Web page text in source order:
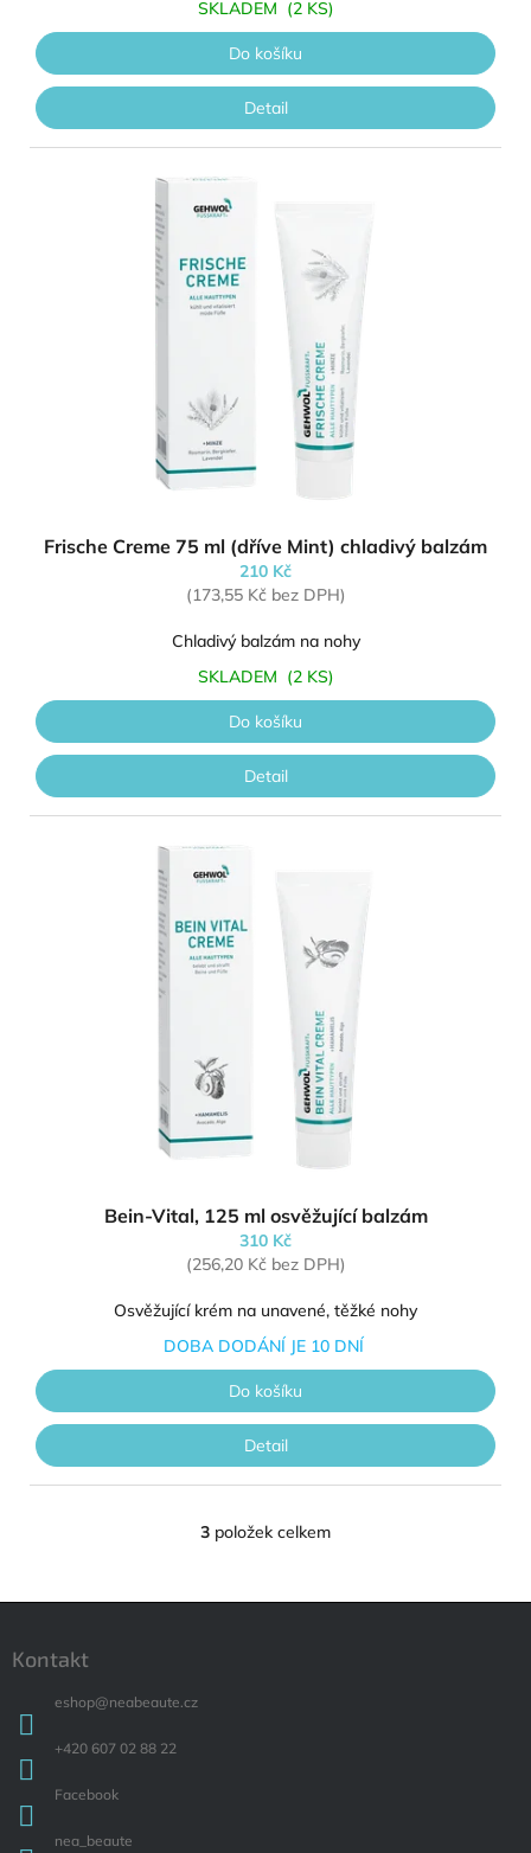
SKLADEM (2 KS)
Do košíku
Detail
Frische Creme 75 ml (dříve Mint) chladivý balzám
210 Kč
(173,55 Kč bez DPH)
Chladivý balzám na nohy
SKLADEM (2 KS)
Do košíku
Detail
Bein-Vital, 125 ml osvěžující balzám
310 Kč
(256,20 Kč bez DPH)
Osvěžující krém na unavené, těžké nohy
DOBA DODÁNÍ JE 10 DNÍ
Do košíku
Detail
Ovládací prvky výpisu
3 položek celkem
Kontakt
eshop@neabeaute.cz
+420 607 02 88 22
Facebook
nea_beaute